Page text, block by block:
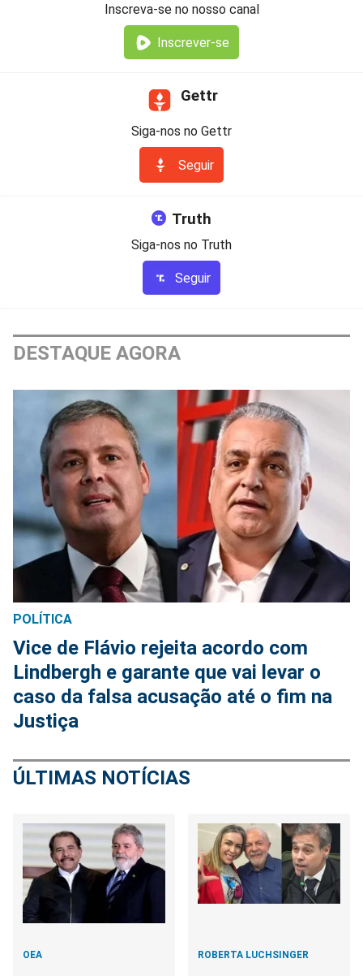
Inscreva-se no nosso canal
Inscrever-se
Gettr
Siga-nos no Gettr
Seguir
Truth
Siga-nos no Truth
Seguir
DESTAQUE AGORA
POLÍTICA
Vice de Flávio rejeita acordo com
Lindbergh e garante que vai levar o
caso da falsa acusação até o fim na
Justiça
ÚLTIMAS NOTÍCIAS
OEA ROBERTA LUCHSINGER